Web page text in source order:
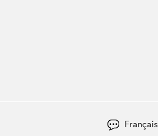
Français